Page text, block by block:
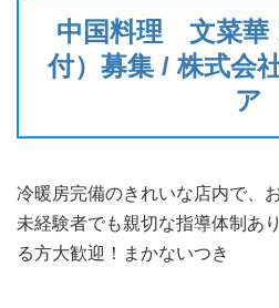
中国料理 文菜華
付）募集 / 株式会
ア
冷暖房完備のきれいな店内で、
未経験者でも親切な指導体制あ
る方大歓迎！まかないつき